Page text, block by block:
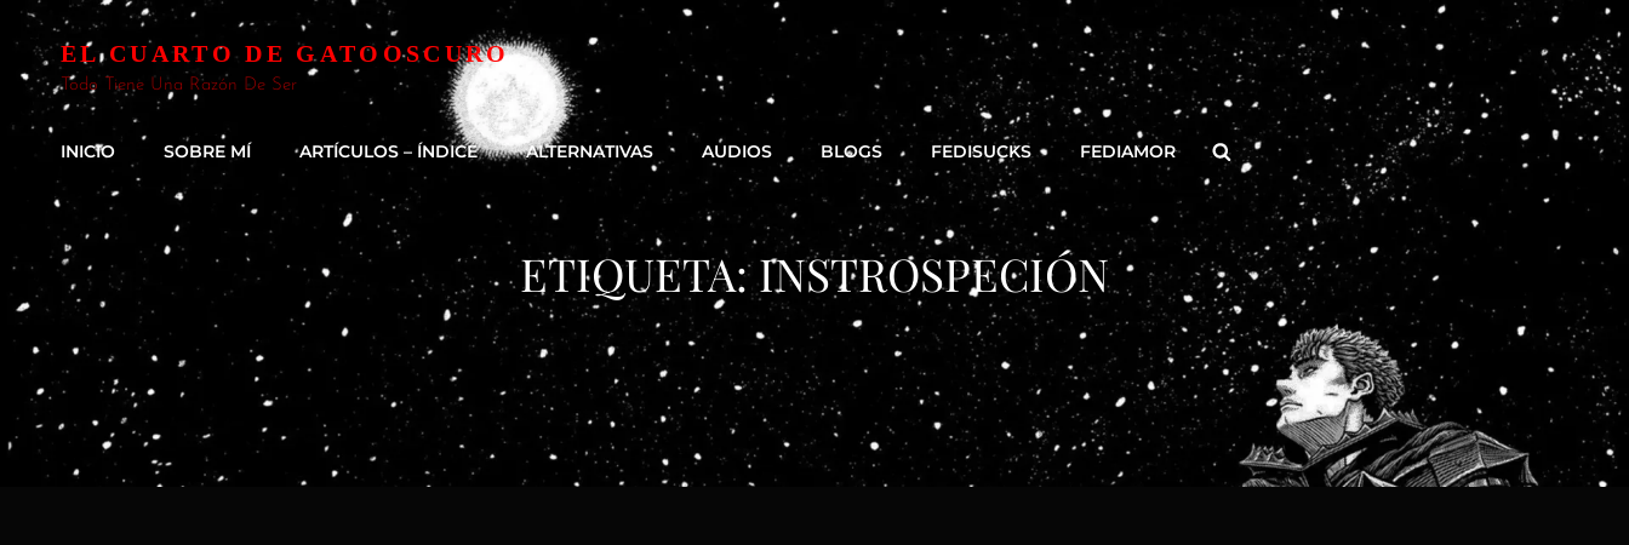
EL CUARTO DE GATOOSCURO
Todo Tiene Una Razón De Ser
INICIO SOBRE MÍ ARTÍCULOS – ÍNDICE ALTERNATIVAS AUDIOS BLOGS FEDISUCKS FEDIAMOR Buscar
ETIQUETA:INSTROSPECIÓN